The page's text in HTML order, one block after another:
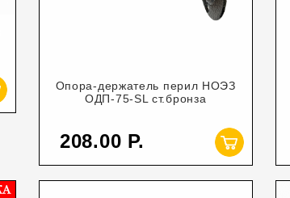
Опора-держатель перил НОЭЗ
ОДП-75-SL ст.бронза
208.00